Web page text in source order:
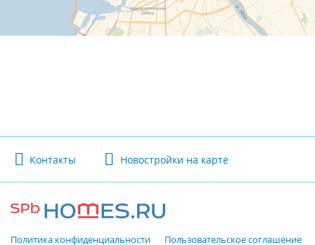
Контакты Новостройки на карте
Политика конфиденциальности Пользовательское соглашение